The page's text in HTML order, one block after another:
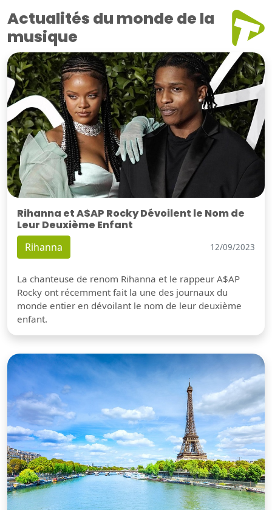
Actualités du monde de la
musique
Rihanna et A$AP Rocky Dévoilent le Nom de
Leur Deuxième Enfant
Rihanna 12/09/2023
La chanteuse de renom Rihanna et le rappeur A$AP
Rocky ont récemment fait la une des journaux du
monde entier en dévoilant le nom de leur deuxième
enfant.